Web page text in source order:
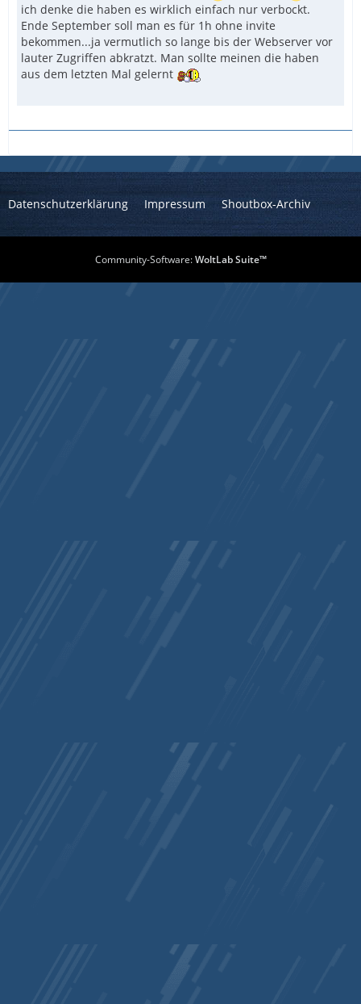
ich denke die haben es wirklich einfach nur verbockt.
Ende September soll man es für 1h ohne invite
bekommen...ja vermutlich so lange bis der Webserver vor
lauter Zugriffen abkratzt. Man sollte meinen die haben
aus dem letzten Mal gelernt
Datenschutzerklärung Impressum Shoutbox-Archiv
Community-Software:WoltLab Suite™